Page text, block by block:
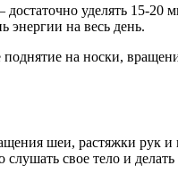
уделять 15-
энергии на весь день.
на носки,
шеи, растяжки рук и
свое тело и